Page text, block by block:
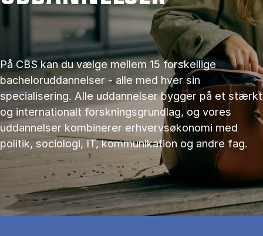
På CBS kan du vælge mellem 15 forskellige
bacheloruddannelser - alle med hver sin
specialisering. Alle uddannelser bygger på et stærkt
og internationalt forskningsgrundlag, og vores
uddannelser kombinerer erhvervsøkonomi med
politik, sociologi, IT, kommunikation og andre fag.